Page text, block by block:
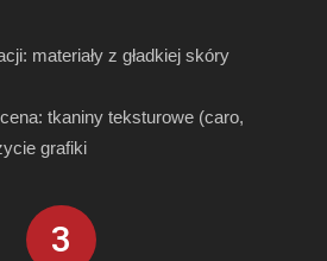
materiały z gładkiej skóry
tkaniny teksturowe (caro,
grafiki
3